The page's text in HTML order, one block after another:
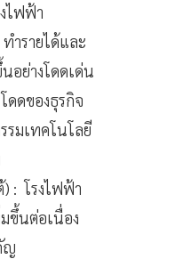
ไฟฟ้า
ำรายได้และ
อย่างโดดเด่น
ดดของธุรกิจ
รมเทคโนโลยี
: โรงไฟฟ้า
ขึ้นต่อเนื่อง
ญ